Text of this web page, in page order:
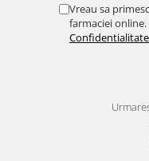
Vreau sa
farmaciei
Confidentialitate